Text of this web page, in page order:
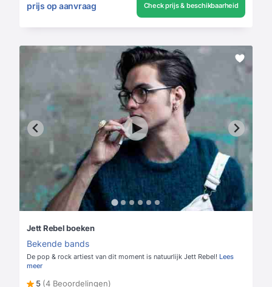
prijs op aanvraag Check prijs & beschikbaarheid
Jett Rebel boeken
Bekende bands
De pop & rock artiest van dit moment is natuurlijk Jett Rebel! Lees
meer
5 (4 Beoordelingen)